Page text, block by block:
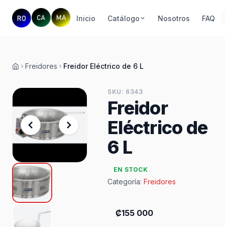
Inicio Catálogo Nosotros FAQ
Inicio
Freidores Freidor Eléctrico de 6 L
SKU: 6343
Freidor
Eléctrico de
6 L
EN STOCK
Categoría: Freidores
₡155 000